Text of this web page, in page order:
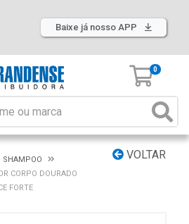
Baixe já nosso APP
0
VOLTAR
SHAMPOO
CORPO DOURADO
FORTE